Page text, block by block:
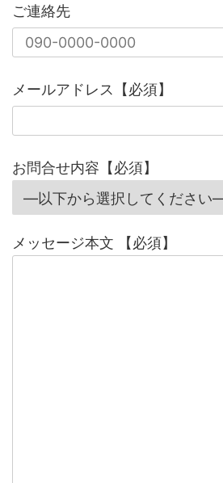
ご連絡先
メールアドレス【必須】
お問合せ内容【必須】
メッセージ本文 【必須】